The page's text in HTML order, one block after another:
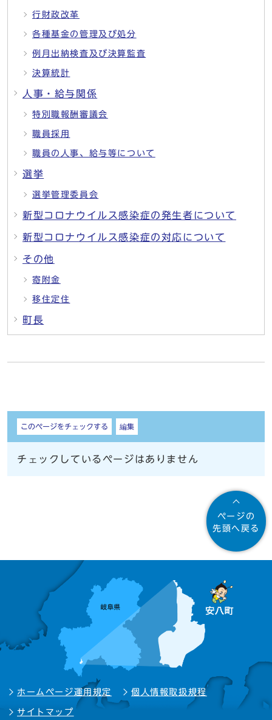
行財政改革
各種基金の管理及び処分
例月出納検査及び決算監査
決算統計
人事・給与関係
特別職報酬審議会
職員採用
職員の人事、給与等について
選挙
選挙管理委員会
新型コロナウイルス感染症の発生者について
新型コロナウイルス感染症の対応について
その他
寄附金
移住定住
町長
しおり
このページをチェックする 編集
チェックしているページはありません
ページの
先頭へ戻る
ホームページ運用規定 個人情報取扱規程
サイトマップ